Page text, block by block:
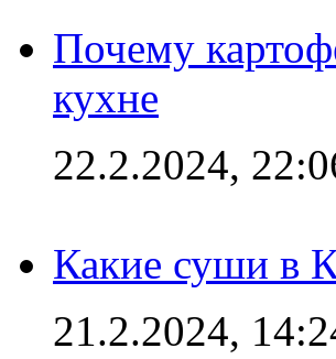
Почему
кухне
22.2.2024,
Какие суши в
21.2.2024,